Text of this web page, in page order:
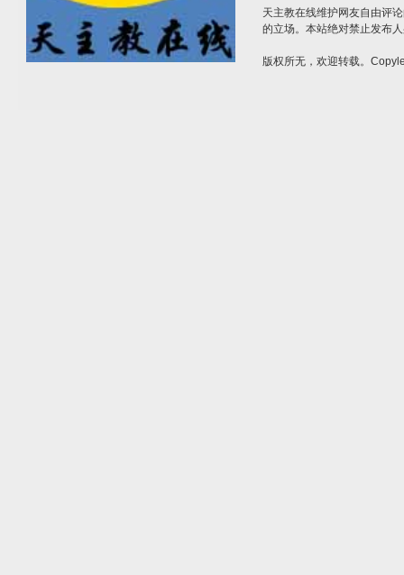
天主教在线维护网友自由评
的立场。本站绝对禁止发布
版权所无，欢迎转载。